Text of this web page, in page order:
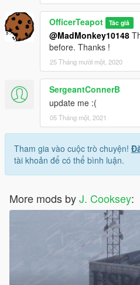
OfficerTeapot Tác giả
@MadMonkey10148
before. Thanks !
25 Tháng mười một, 2020
SergeantConnerB
update me :(
05 Tháng một, 2021
Tham gia vào cuộc trò chuyện!
tài khoản để có thể bình luận.
More mods byJ. Cooksey: